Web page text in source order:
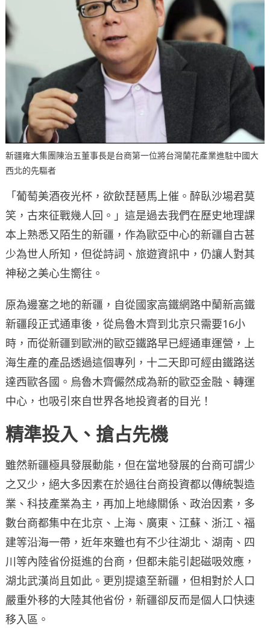
新疆雍大集團陳治五董事長是台商第一位將台灣蘭花產業進駐中國大
西北的先驅者
「葡萄美酒夜光杯，欲飲琵琶馬上催。醉臥沙場君莫
笑，古來征戰幾人回。」這是過去我們在歷史地理課
本上熟悉又陌生的新疆，作為歐亞中心的新疆自古甚
少為世人所知，但從詩詞、旅遊資訊中，仍讓人對其
神秘之美心生嚮往。
原為邊塞之地的新疆，自從國家高鐵網路中蘭新高鐵
新疆段正式通車後，從烏魯木齊到北京只需要16小
時，而從新疆到歐洲的歐亞鐵路早已經通車運營，上
海生產的產品透過這個專列，十二天即可經由鐵路送
達西歐各國。烏魯木齊儼然成為新的歐亞金融、轉運
中心，也吸引來自世界各地投資者的目光！
精準投入、搶占先機
雖然新疆極具發展動能，但在當地發展的台商可謂少
之又少，絕大多因素在於過往台商投資都以傳統製造
業、科技產業為主，再加上地緣關係、政治因素，多
數台商都集中在北京、上海、廣東、江蘇、浙江、福
建等沿海一帶，近年來雖也有不少往湖北、湖南、四
川等內陸省份挺進的台商，但都未能引起磁吸效應，
湖北武漢尚且如此。更別提遠至新疆，但相對於人口
嚴重外移的大陸其他省份，新疆卻反而是個人口快速
移入區。